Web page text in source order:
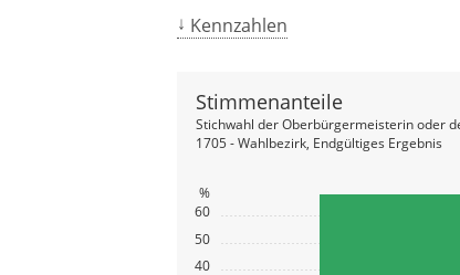
Kennzahlen
40
50
60
%
Stimmenanteile
Stichwahl der Oberbürgermeisterin oder
1705 - Wahlbezirk, Endgültiges Ergebnis